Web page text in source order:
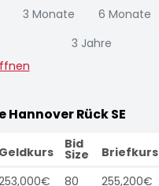
3 Monate 6 Monate
3 Jahre
Hannover Rück SE
Geldkurs
Bid
Size Briefkurs
80 255,200€